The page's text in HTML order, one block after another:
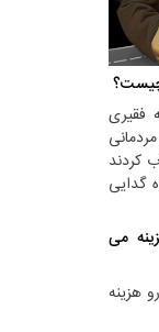
چیست؟
فقیری
کردند
گدایی
می
هزینه